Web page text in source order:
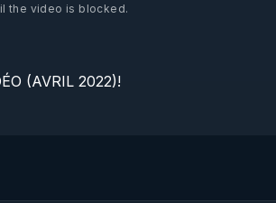
the video is blocked.
(AVRIL 2022)!